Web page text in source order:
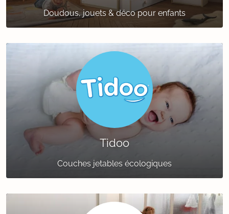
Doudous, jouets & déco pour enfants
Tidoo
Couches jetables écologiques